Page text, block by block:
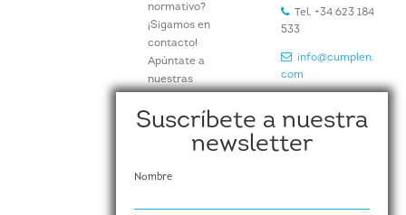
Suscríbete a nuestra
newsletter
Nombre
normativo?
¡Sigamos en
contacto!
Apúntate a
nuestras
recibe
tu buzón noticias,
artículos e
Tel. +34 623 184
533
info@cumplen.
com
com